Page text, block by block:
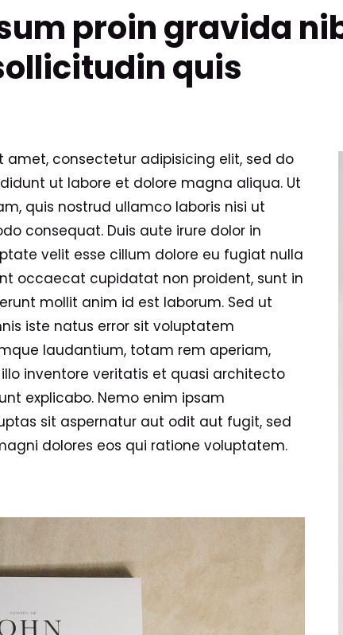
proin gravida
quis
amet, consectetur adipisicing elit, sed do
ut labore et dolore magna aliqua. Ut
quis nostrud ullamco laboris nisi ut
consequat. Duis aute irure dolor in
velit esse cillum dolore eu fugiat nulla
occaecat cupidatat non proident, sunt in
mollit anim id est laborum. Sed ut
iste natus error sit voluptatem
laudantium, totam rem aperiam,
inventore veritatis et quasi architecto
explicabo. Nemo enim ipsam
sit aspernatur aut odit aut fugit, sed
dolores eos qui ratione voluptatem.